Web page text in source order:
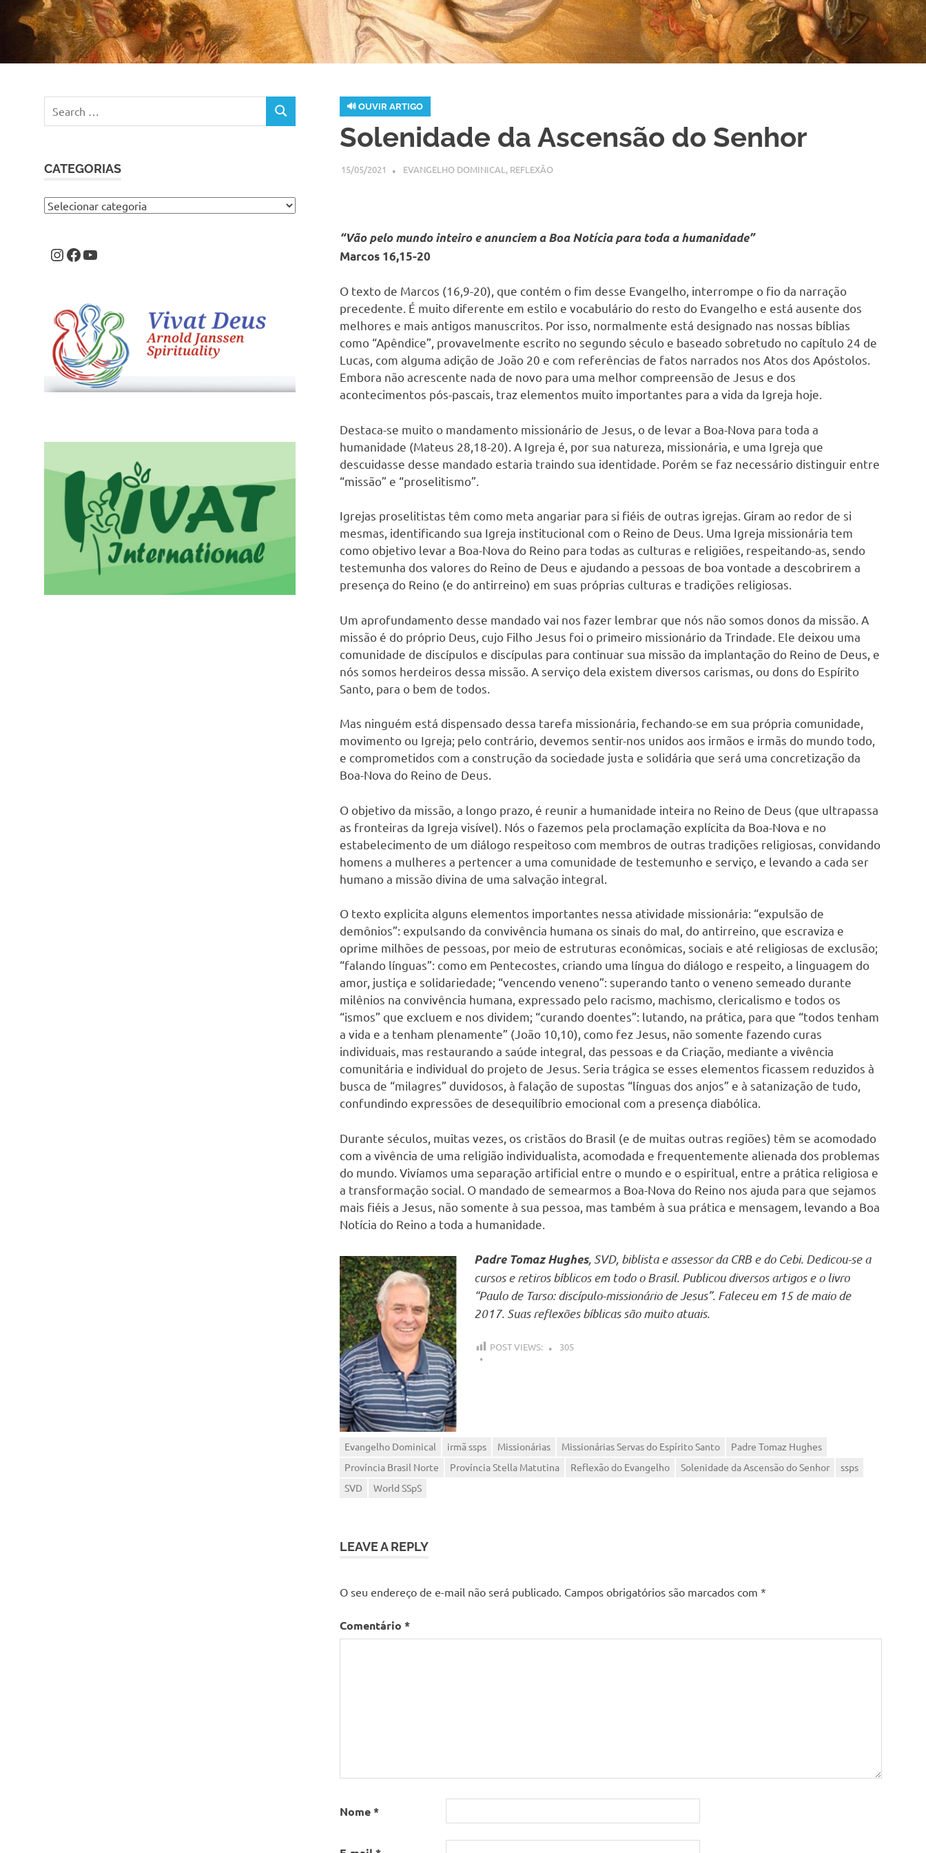
to
🔊 OUVIR ARTIGO
Solenidade da Ascensão do Senhor
15/05/2021 SSPS BRASIL
EVANGELHO DOMINICAL , REFLEXÃO
“Vão pelo mundo inteiro e anunciem a Boa Notícia para toda a humanidade”
Marcos 16,15-20
O texto de Marcos (16,9-20), que contém o fim desse Evangelho, interrompe o fio da narração
precedente. É muito diferente em estilo e vocabulário do resto do Evangelho e está ausente dos
melhores e mais antigos manuscritos. Por isso, normalmente está designado nas nossas bíblias
como “Apêndice”, provavelmente escrito no segundo século e baseado sobretudo no capítulo 24 de
Lucas, com alguma adição de João 20 e com referências de fatos narrados nos Atos dos Apóstolos.
Embora não acrescente nada de novo para uma melhor compreensão de Jesus e dos
acontecimentos pós-pascais, traz elementos muito importantes para a vida da Igreja hoje.
Destaca-se muito o mandamento missionário de Jesus, o de levar a Boa-Nova para toda a
humanidade (Mateus 28,18-20). A Igreja é, por sua natureza, missionária, e uma Igreja que
descuidasse desse mandado estaria traindo sua identidade. Porém se faz necessário distinguir entre
“missão” e “proselitismo”.
Igrejas proselitistas têm como meta angariar para si fiéis de outras igrejas. Giram ao redor de si
mesmas, identificando sua Igreja institucional com o Reino de Deus. Uma Igreja missionária tem
como objetivo levar a Boa-Nova do Reino para todas as culturas e religiões, respeitando-as, sendo
testemunha dos valores do Reino de Deus e ajudando a pessoas de boa vontade a descobrirem a
presença do Reino (e do antirreino) em suas próprias culturas e tradições religiosas.
Um aprofundamento desse mandado vai nos fazer lembrar que nós não somos donos da missão. A
missão é do próprio Deus, cujo Filho Jesus foi o primeiro missionário da Trindade. Ele deixou uma
comunidade de discípulos e discípulas para continuar sua missão da implantação do Reino de Deus, e
nós somos herdeiros dessa missão. A serviço dela existem diversos carismas, ou dons do Espírito
Santo, para o bem de todos.
Mas ninguém está dispensado dessa tarefa missionária, fechando-se em sua própria comunidade,
movimento ou Igreja; pelo contrário, devemos sentir-nos unidos aos irmãos e irmãs do mundo todo,
e comprometidos com a construção da sociedade justa e solidária que será uma concretização da
Boa-Nova do Reino de Deus.
O objetivo da missão, a longo prazo, é reunir a humanidade inteira no Reino de Deus (que ultrapassa
as fronteiras da Igreja visível). Nós o fazemos pela proclamação explícita da Boa-Nova e no
estabelecimento de um diálogo respeitoso com membros de outras tradições religiosas, convidando
homens a mulheres a pertencer a uma comunidade de testemunho e serviço, e levando a cada ser
humano a missão divina de uma salvação integral.
O texto explicita alguns elementos importantes nessa atividade missionária: “expulsão de
demônios”: expulsando da convivência humana os sinais do mal, do antirreino, que escraviza e
oprime milhões de pessoas, por meio de estruturas econômicas, sociais e até religiosas de exclusão;
“falando línguas”: como em Pentecostes, criando uma língua do diálogo e respeito, a linguagem do
amor, justiça e solidariedade; “vencendo veneno”: superando tanto o veneno semeado durante
milênios na convivência humana, expressado pelo racismo, machismo, clericalismo e todos os
“ismos” que excluem e nos dividem; “curando doentes”: lutando, na prática, para que “todos tenham
a vida e a tenham plenamente” (João 10,10), como fez Jesus, não somente fazendo curas
individuais, mas restaurando a saúde integral, das pessoas e da Criação, mediante a vivência
comunitária e individual do projeto de Jesus. Seria trágica se esses elementos ficassem reduzidos à
busca de “milagres” duvidosos, à falação de supostas “línguas dos anjos” e à satanização de tudo,
confundindo expressões de desequilíbrio emocional com a presença diabólica.
Durante séculos, muitas vezes, os cristãos do Brasil (e de muitas outras regiões) têm se acomodado
com a vivência de uma religião individualista, acomodada e frequentemente alienada dos problemas
do mundo. Vivíamos uma separação artificial entre o mundo e o espiritual, entre a prática religiosa e
a transformação social. O mandado de semearmos a Boa-Nova do Reino nos ajuda para que sejamos
mais fiéis a Jesus, não somente à sua pessoa, mas também à sua prática e mensagem, levando a Boa
Notícia do Reino a toda a humanidade.
Padre Tomaz Hughes, SVD, biblista e assessor da CRB e do Cebi. Dedicou-se a
cursos e retiros bíblicos em todo o Brasil. Publicou diversos artigos e o livro
“Paulo de Tarso: discípulo-missionário de Jesus”. Faleceu em 15 de maio de
2017. Suas reflexões bíblicas são muito atuais.
POST VIEWS: 305
Evangelho Dominical irmã ssps Missionárias Missionárias Servas do Espírito Santo
Padre Tomaz Hughes
Província Brasil Norte
Província Stella Matutina Reflexão do Evangelho Solenidade da Ascensão do Senhor
ssps
SVD
World SSpS
LEAVE A REPLY
O seu endereço de e-mail não será publicado. Campos obrigatórios são marcados com *
Comentário *
Nome*
for:
SEARCH
CATEGORIAS
Categorias
Instagram
Facebook
Youtube